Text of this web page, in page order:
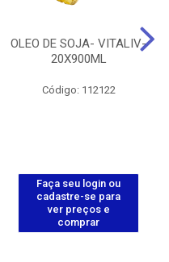
OLEO DE SOJA- VITALIV-
20X900ML
Código: 112122
Faça seu login ou
cadastre-se para
ver preços e
comprar